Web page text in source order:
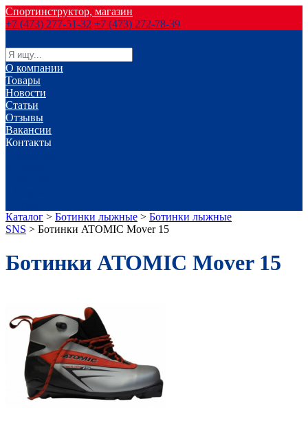
Спортинструктор, магазин
+7 (473) 277-51-32 +7 (473) 272-78-39
О компании
Товары
Новости
Статьи
Отзывы
Вакансии
Контакты
Каталог > Ботинки лыжные > Ботинки лыжные
SNS > Ботинки ATOMIC Mover 15
Ботинки ATOMIC Mover 15